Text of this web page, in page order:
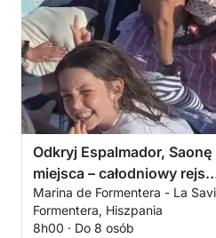
Odkryj Espalmador, Saonę
miejsca – całodniowy rejs
katamaranem
Marina de Formentera - La
Formentera, Hiszpania
8h00 · Do 8 osób